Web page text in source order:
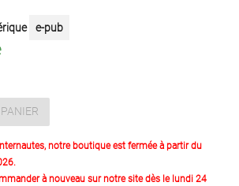
e-pub
notre boutique est fermée à partir du
à nouveau sur notre site dès le lundi 24